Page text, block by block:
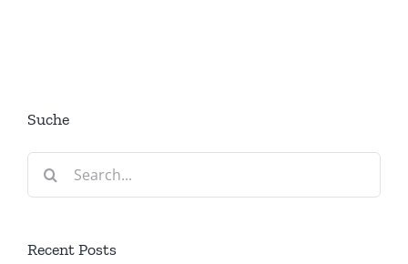
Suche
Search
for:
Recent Posts